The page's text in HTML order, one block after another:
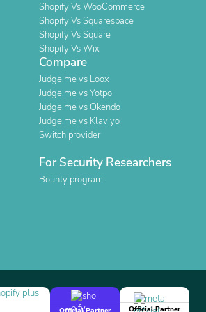
Shopify Vs WooCommerce
Shopify Vs Squarespace
Shopify Vs Square
Shopify Vs Wix
Compare
Judge.me vs Loox
Judge.me vs Yotpo
Judge.me vs Okendo
Judge.me vs Klaviyo
Switch provider
For Security Researchers
Bounty program
Official Partner